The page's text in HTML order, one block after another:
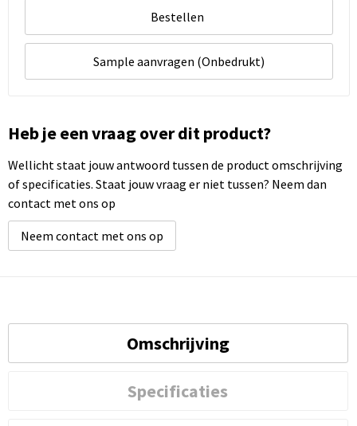
Bestellen
Sample aanvragen (Onbedrukt)
Heb je een vraag over dit product?
Wellicht staat jouw antwoord tussen de product omschrijving
of specificaties. Staat jouw vraag er niet tussen? Neem dan
contact met ons op
Neem contact met ons op
Omschrijving
Specificaties